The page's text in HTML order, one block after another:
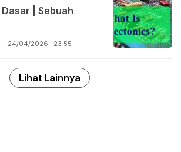
| Sebuah
24/04/2026 | 23:55
Lihat Lainnya